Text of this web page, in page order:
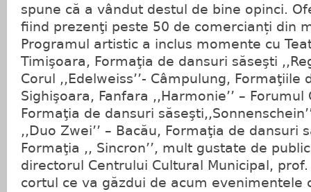
spune că a vândut destul de bine opinci.
fiind prezenţi peste 50 de comercianți din
Programul artistic a inclus momente cu
Timişoara, Formaţia de dansuri săseşti
Corul ,,Edelweiss’’- Câmpulung, Formaţiile
Sighişoara, Fanfara ,,Harmonie’’ –
Formaţia de dansuri
,,Duo Zwei’’ – Bacău, Formaţia de dansuri
Formaţia ,, Sincron’’, mult gustate de
directorul Centrului Cultural Municipal,
cortul ce va găzdui de acum evenimentele